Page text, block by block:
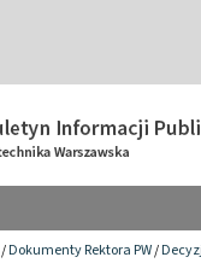
/Dokumenty Rektora PW/